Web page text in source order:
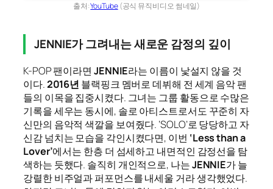
출처:YouTube(공식 뮤직비디오 썸네일)
JENNIE가 그려내는 새로운 감정의 깊이
K-POP 팬이라면 JENNIE라는 이름이 낯설지 않을 것
이다.2016년 블랙핑크 멤버로 데뷔해 전 세계 음악 팬
들의 이목을 집중시켰다. 그녀는 그룹 활동으로 수많은
기록을 세우는 동시에, 솔로 아티스트로서도 꾸준히 자
신만의 음악적 색깔을 보여줬다. ‘SOLO’로 당당하고 자
신감 넘치는 모습을 각인시켰다면, 이번 ‘Less than a
Lover’에서는 한층 더 섬세하고 내면적인 감정선을 탐
색하는 듯했다. 솔직히 개인적으로, 나는JENNIE가 늘
강렬한 비주얼과 퍼포먼스를 내세울 거라 생각했었다.